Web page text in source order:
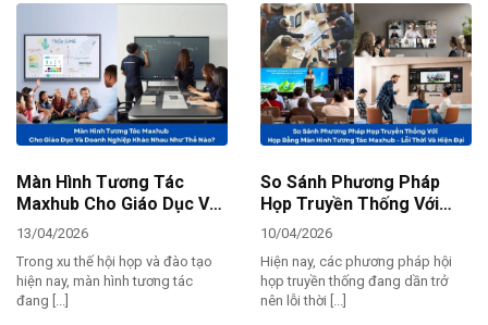
Màn Hình Tương Tác
Maxhub Cho Giáo Dục Và
Doanh Nghiệp Khác Nhau
13/04/2026
Trong xu thế hội họp và đào tạo
hiện nay, màn hình tương tác
đang [...]
So Sánh Phương Pháp
Họp Truyền Thống Với
Họp Bằng Màn Hình
Thời Và Hiện Đại
10/04/2026
Hiện nay, các phương pháp hội
họp truyền thống đang dần trở
nên lỗi thời [...]